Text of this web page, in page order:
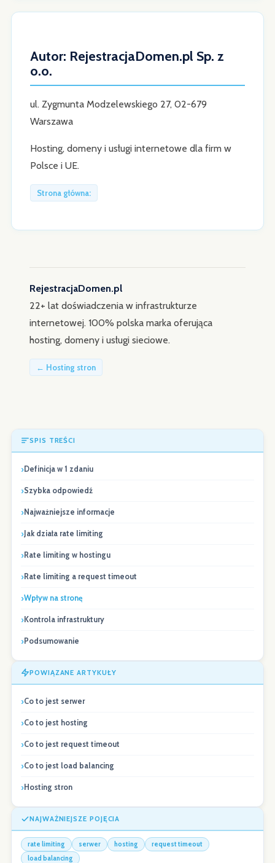
Autor: RejestracjaDomen.pl Sp. z
o.o.
ul. Zygmunta Modzelewskiego 27, 02-679
Warszawa
Hosting, domeny i usługi internetowe dla firm w
Polsce i UE.
Strona główna:
RejestracjaDomen.pl
22+ lat doświadczenia w infrastrukturze
internetowej. 100% polska marka oferująca
hosting, domeny i usługi sieciowe.
← Hosting stron
SPIS TREŚCI
Definicja w 1 zdaniu
Szybka odpowiedź
Najważniejsze informacje
Jak działa rate limiting
Rate limiting w hostingu
Rate limiting a request timeout
Wpływ na stronę
Kontrola infrastruktury
Podsumowanie
POWIĄZANE ARTYKUŁY
Co to jest serwer
Co to jest hosting
Co to jest request timeout
Co to jest load balancing
Hosting stron
NAJWAŻNIEJSZE POJĘCIA
rate limiting serwer hosting
request timeout
load balancing